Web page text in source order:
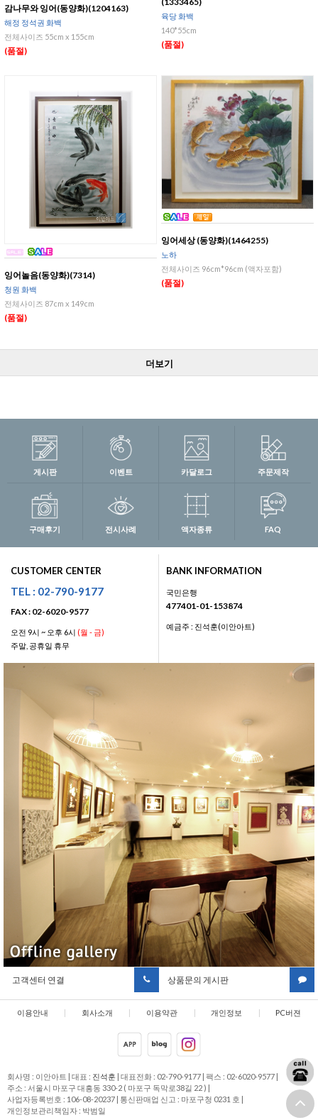
감나무와 잉어(동양화)(1204163)
해정 정석권 화백
전체사이즈 55cm x 155cm
(품절)
육당 화백
140*55cm
(품절)
잉어놀음(동양화)(7314)
청원 화백
전체사이즈 87cm x 149cm
(품절)
잉어세상 (동양화)(1464255)
노하
전체사이즈 96cm*96cm (액자포함)
(품절)
더보기
게시판 이벤트 카달로그 주문제작
구매후기 전시사례 액자종류 FAQ
CUSTOMER CENTER
TEL : 02-790-9177
FAX : 02-6020-9577
오전 9시 ~ 오후 6시 (월 - 금)
주말, 공휴일 휴무
BANK INFORMATION
국민은행
477401-01-153874
예금주 : 진석훈(이안아트)
고객센터 연결 상품문의 게시판
이용안내 | 회사소개 | 이용약관 | 개인정보 | PC버젼
회사명 : 이안아트 | 대표 : 진석훈 | 대표전화 : 02-790-9177 | 팩스 : 02-6020-9577 |
주소 : 서울시 마포구 대흥동 330-2 ( 마포구 독막로38길 22 ) |
사업자등록번호 : 106-08-20237 | 통신판매업 신고 : 마포구청 0231 호 |
개인정보관리책임자 : 박범일